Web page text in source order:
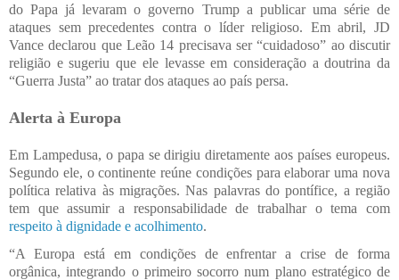
do Papa já levaram o governo Trump a publicar uma série de
ataques sem precedentes contra o líder religioso. Em abril, JD
Vance declarou que Leão 14 precisava ser “cuidadoso” ao discutir
religião e sugeriu que ele levasse em consideração a doutrina da
“Guerra Justa” ao tratar dos ataques ao país persa.
Alerta à Europa
Em Lampedusa, o papa se dirigiu diretamente aos países europeus.
Segundo ele, o continente reúne condições para elaborar uma nova
política relativa às migrações. Nas palavras do pontífice, a região
tem que assumir a responsabilidade de trabalhar o tema com
respeito à dignidade e acolhimento.
“A Europa está em condições de enfrentar a crise de forma
orgânica, integrando o primeiro socorro num plano estratégico de